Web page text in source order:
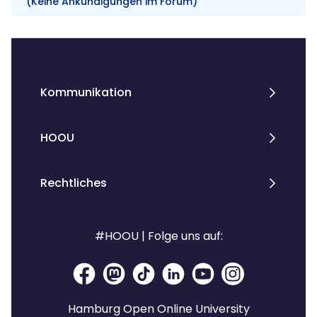
Kommunikation
HOOU
Rechtliches
#HOOU | Folge uns auf:
Hamburg Open Online University